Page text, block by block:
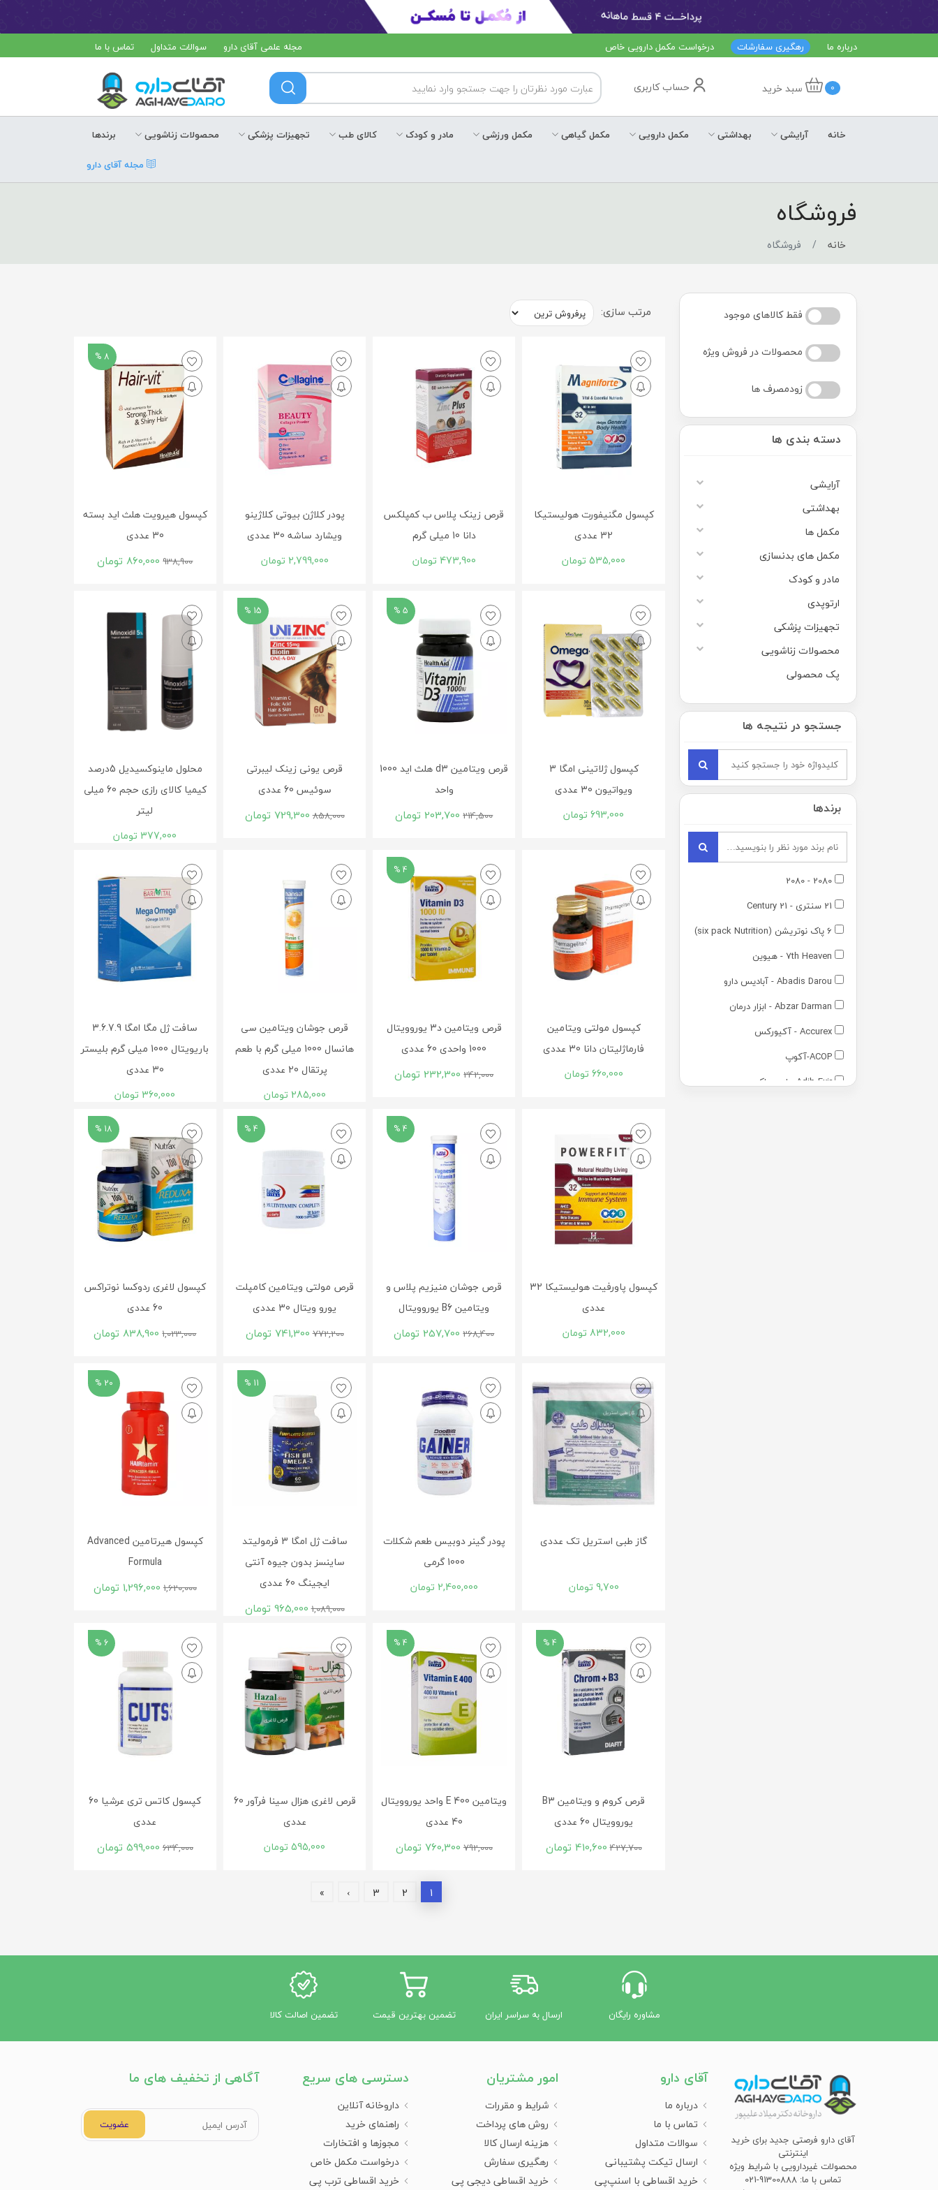
درباره ما رهگیری سفارشات درخواست مکمل دارویی خاص مجله علمی آقای دارو سوالات متداول تماس با ما
0 سبد خرید حساب کاربری
خانه آرایشی بهداشتی مکمل دارویی مکمل گیاهی مکمل ورزشی مادر و کودک کالای طب تجهیزات پزشکی محصولات زناشویی
برندها
مجله آقای دارو
فروشگاه
خانه فروشگاه
فقط کالاهای موجود
محصولات در فروش ویژه
زودمصرف ها
دسته بندی ها
آرایشی
بهداشتی
مکمل ها
مکمل های بدنسازی
مادر و کودک
ارتوپدی
تجهیزات پزشکی
محصولات زناشویی
پک محصولی
جستجو در نتیجه ها
برندها
2080 - 2080
21 سنتری - 21 Century
6 پاک نوتریشن (six pack Nutrition)
7th Heaven - هیوین
Abadis Darou - آبادیس دارو
Abzar Darman - ابزار درمان
Accurex - آکیورکس
ACOP-آکوپ
Adib Exir - ادیب اکسیر
لابراتوریز
Dayonix Pharma - دایونیکس فارما
Deep Sense - دیپ سنس
Dermosis - درموسیس
مرتب سازی:
کپسول مگنیفورت هولیستیکا
32 عددی
535,000تومان
قرص زینک پلاس ب کمپلکس
دانا 10 میلی گرم
473,900 تومان
پودر کلاژن بیوتی کلاژینو
ویشارد ساشه 30 عددی
2,799,000 تومان
8 %
کپسول هیرویت هلث اید بسته
30 عددی
938,900
860,000 تومان
کپسول ژلاتینی امگا 3
ویواتیون 30 عددی
693,000تومان
5 %
قرص ویتامین d3 هلث اید 1000
واحد
214,500
203,700تومان
15 %
قرص یونی زینک لیبرتی
سوئیس 60 عددی
858,000
729,300 تومان
محلول ماينوکسيديل 5درصد
کيميا کالای رازی حجم 60 ميلی
لیتر
377,000 تومان
کپسول مولتی ویتامین
فارماژلیتان دانا 30 عددی
660,000 تومان
4 %
قرص ویتامین د3 یوروویتال
1000 واحدی 60 عددی
242,000
232,300تومان
قرص جوشان ویتامین سی
هانسال 1000 میلی گرم با طعم
پرتقال 20 عددی
285,000 تومان
سافت ژل مگا امگا 3.6.7.9
باریویتال 1000 میلی گرم بلیستر
30 عددی
360,000 تومان
کپسول پاورفیت هولیستیکا 32
عددی
832,000 تومان
4 %
قرص جوشان منیزیم پلاس و
ویتامین B6 یوروویتال
268,400
257,700تومان
4 %
قرص مولتی ویتامین کامپلت
یورو ویتال 30 عددی
772,200
741,300 تومان
18 %
کپسول لاغری ردوکسا نوتراکس
60 عددی
1,023,000
838,900 تومان
گاز طبی استریل تک عددی
9,700 تومان
پودر گینر دوبیس طعم شکلات
1000 گرمی
2,400,000 تومان
11 %
سافت ژل امگا 3 فرمولیتد
ساینسز بدون جیوه آنتی
ایجینگ 60 عددی
1,089,000
965,000 تومان
20 %
کپسول هیرتامین Advanced
Formula
1,620,000
1,296,000 تومان
4 %
قرص کروم و ویتامین B3
یوروویتال 60 عددی
427,700
410,600 تومان
4 %
ویتامین E 400 واحد یوروویتال
40 عددی
792,000
760,300 تومان
قرص لاغری هزال سینا فرآور 60
عددی
595,000تومان
6 %
کپسول کاتس تری عرشیا 60
عددی
634,000
599,000 تومان
1
2
3
›
»
مشاوره رایگان ارسال به سراسر ایران تضمین بهترین قیمت تضمین اصالت کالا
آقای دارو فرصتی جدید برای خرید
اینترنتی
محصولات غیردارویی با شرایط ویژه
تماس با ما: 91300888-021
آقای دارو
درباره ما
تماس با ما
سوالات متداول
ارسال تیکت پشتیبانی
خرید اقساطی با اسنپ‌پی
امور مشتریان
شرایط و مقررات
روش های پرداخت
هزینه ارسال کالا
رهگیری سفارش
خرید اقساطی دیجی پی
دسترسی های سریع
داروخانه آنلاین
راهنمای خرید
مجوزها و افتخارات
درخواست مکمل خاص
خرید اقساطی ترب پی
آگاهی از تخفیف های ما
عضویت